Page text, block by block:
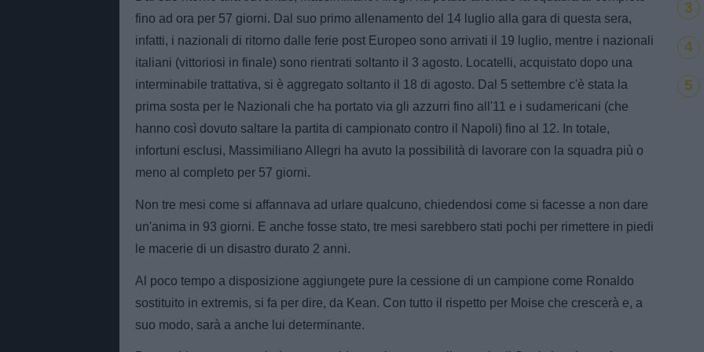
fino ad ora per 57 giorni. Dal suo primo allenamento del 14 luglio alla gara di questa sera,
infatti, i nazionali di ritorno dalle ferie post Europeo sono arrivati il 19 luglio, mentre i nazionali
italiani (vittoriosi in finale) sono rientrati soltanto il 3 agosto. Locatelli, acquistato dopo una
interminabile trattativa, si è aggregato soltanto il 18 di agosto. Dal 5 settembre c'è stata la
prima sosta per le Nazionali che ha portato via gli azzurri fino all'11 e i sudamericani (che
hanno così dovuto saltare la partita di campionato contro il Napoli) fino al 12. In totale,
infortuni esclusi, Massimiliano Allegri ha avuto la possibilità di lavorare con la squadra più o
meno al completo per 57 giorni.
Non tre mesi come si affannava ad urlare qualcuno, chiedendosi come si facesse a non dare
un'anima in 93 giorni. E anche fosse stato, tre mesi sarebbero stati pochi per rimettere in piedi
le macerie di un disastro durato 2 anni.
Al poco tempo a disposizione aggiungete pure la cessione di un campione come Ronaldo
sostituito in extremis, si fa per dire, da Kean. Con tutto il rispetto per Moise che crescerà e, a
suo modo, sarà a anche lui determinante.
3
4
5